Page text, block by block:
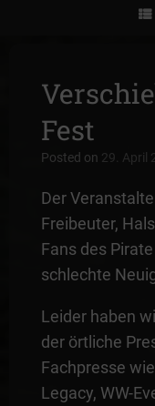
Fest
Posted on 29. April
Der
Freibeuter,
Fans des
schlechte
Leider haben
der örtliche
Fachpresse
Legacy, WW-